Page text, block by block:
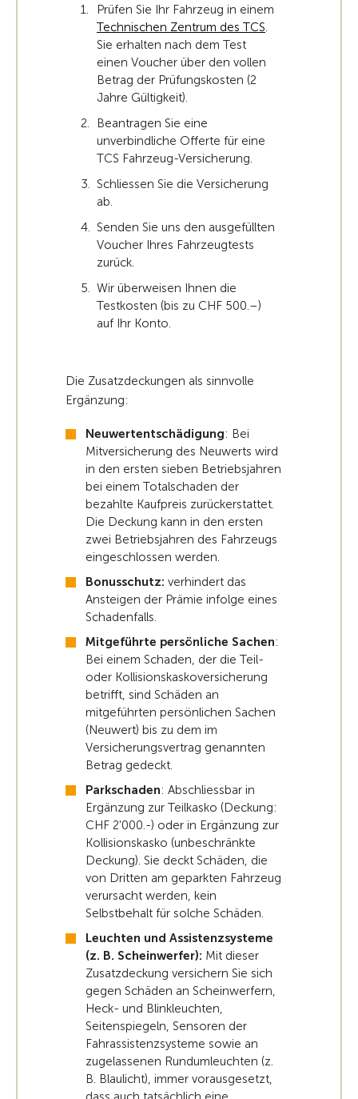
Prüfen Sie Ihr Fahrzeug in einem
Technischen Zentrum des TCS.
Sie erhalten nach dem Test
einen Voucher über den vollen
Betrag der Prüfungskosten (2
Jahre Gültigkeit).
Beantragen Sie eine
unverbindliche Offerte für eine
TCS Fahrzeug-Versicherung.
Schliessen Sie die Versicherung
ab.
Senden Sie uns den ausgefüllten
Voucher Ihres Fahrzeugtests
zurück.
Wir überweisen Ihnen die
Testkosten (bis zu CHF 500.–)
auf Ihr Konto.
Die Zusatzdeckungen als sinnvolle
Ergänzung:
Neuwertentschädigung: Bei
Mitversicherung des Neuwerts wird
in den ersten sieben Betriebsjahren
bei einem Totalschaden der
bezahlte Kaufpreis zurückerstattet.
Die Deckung kann in den ersten
zwei Betriebsjahren des Fahrzeugs
eingeschlossen werden.
Bonusschutz: verhindert das
Ansteigen der Prämie infolge eines
Schadenfalls.
Mitgeführte persönliche Sachen:
Bei einem Schaden, der die Teil-
oder Kollisionskaskoversicherung
betrifft, sind Schäden an
mitgeführten persönlichen Sachen
(Neuwert) bis zu dem im
Versicherungsvertrag genannten
Betrag gedeckt.
Parkschaden: Abschliessbar in
Ergänzung zur Teilkasko (Deckung:
CHF 2'000.-) oder in Ergänzung zur
Kollisionskasko (unbeschränkte
Deckung). Sie deckt Schäden, die
von Dritten am geparkten Fahrzeug
verursacht werden, kein
Selbstbehalt für solche Schäden.
Leuchten und Assistenzsysteme
(z. B. Scheinwerfer): Mit dieser
Zusatzdeckung versichern Sie sich
gegen Schäden an Scheinwerfern,
Heck- und Blinkleuchten,
Seitenspiegeln, Sensoren der
Fahrassistenzsysteme sowie an
zugelassenen Rundumleuchten (z.
B. Blaulicht), immer vorausgesetzt,